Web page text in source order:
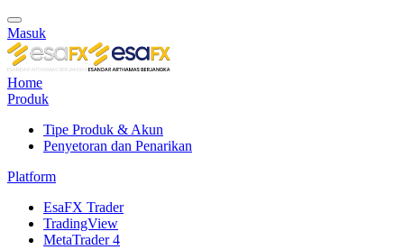
Masuk
Home
Produk
Tipe Produk & Akun
Penyetoran dan Penarikan
Platform
EsaFX Trader
TradingView
MetaTrader 4